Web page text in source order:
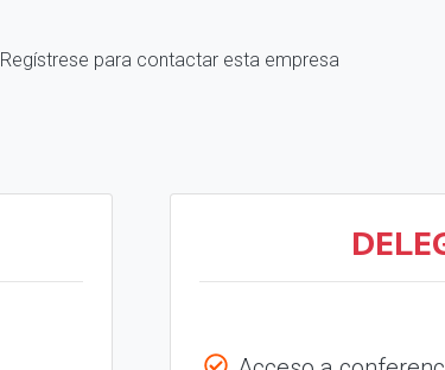
Regístrese para contactar esta empresa